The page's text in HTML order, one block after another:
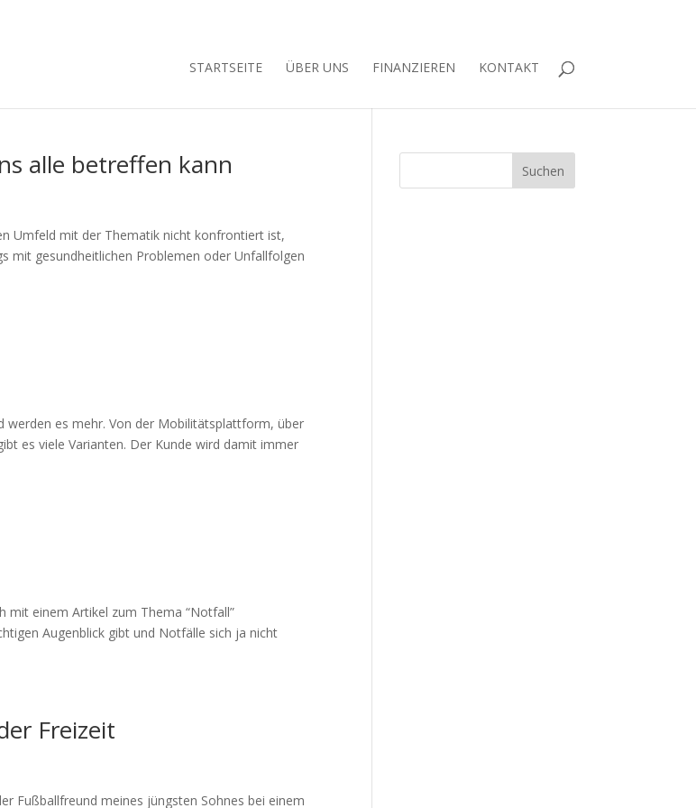
STARTSEITE ÜBER UNS FINANZIEREN KONTAKT
alle betreffen kann
Umfeld mit der Thematik nicht konfrontiert ist,
mit gesundheitlichen Problemen oder Unfallfolgen
werden es mehr. Von der Mobilitätsplattform, über
es viele Varianten. Der Kunde wird damit immer
mit einem Artikel zum Thema “Notfall”
Augenblick gibt und Notfälle sich ja nicht
Freizeit
Fußballfreund meines jüngsten Sohnes bei einem